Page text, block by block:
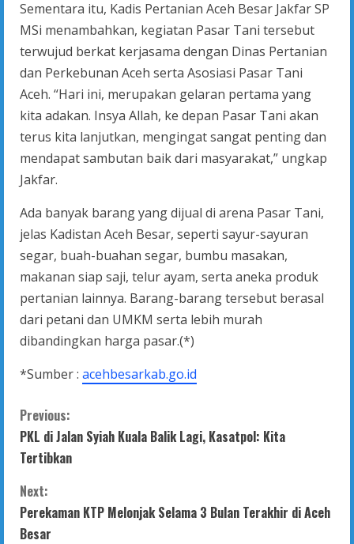
Sementara itu, Kadis Pertanian Aceh Besar Jakfar SP
MSi menambahkan, kegiatan Pasar Tani tersebut
terwujud berkat kerjasama dengan Dinas Pertanian
dan Perkebunan Aceh serta Asosiasi Pasar Tani
Aceh. “Hari ini, merupakan gelaran pertama yang
kita adakan. Insya Allah, ke depan Pasar Tani akan
terus kita lanjutkan, mengingat sangat penting dan
mendapat sambutan baik dari masyarakat,” ungkap
Jakfar.
Ada banyak barang yang dijual di arena Pasar Tani,
jelas Kadistan Aceh Besar, seperti sayur-sayuran
segar, buah-buahan segar, bumbu masakan,
makanan siap saji, telur ayam, serta aneka produk
pertanian lainnya. Barang-barang tersebut berasal
dari petani dan UMKM serta lebih murah
dibandingkan harga pasar.(*)
*Sumber : acehbesarkab.go.id
C
o
n
t
Previous:
PKL di Jalan Syiah Kuala Balik Lagi, Kasatpol: Kita
Tertibkan
Next:
Perekaman KTP Melonjak Selama 3 Bulan Terakhir di Aceh
Besar